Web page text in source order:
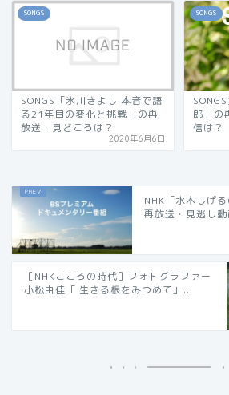
SONGS
SONGS「氷川きよし 本音で語
る21年目の変化と挑戦」の再
放送・見どころは？
2020年6月6日
SONGS
郎」の
信は？
NHK「水木しげ
再放送・見逃し動
［NHKこころの時代］フォトグラファー
小松由佳「 生きる根をみつめて」...